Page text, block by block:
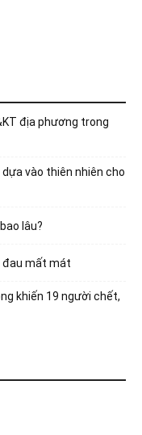
địa phương trong
vào thiên nhiên cho
lâu?
đau mất mát
khiến 19 người chết,